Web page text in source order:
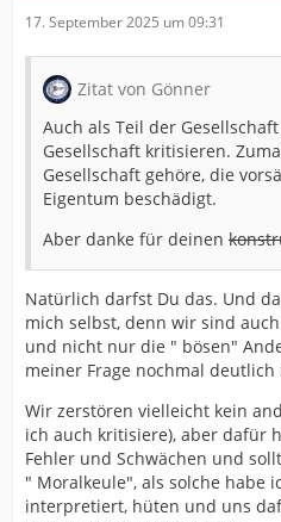
17. September 2025 um 09:31
Zitat von Gönner
Auch als Teil der
Gesellschaft kritisieren.
Gesellschaft gehöre, die
Eigentum beschädigt.
Aber danke für deinen
Natürlich darfst Du das. Und
mich selbst, denn wir sind
und nicht nur die " bösen"
meiner Frage nochmal deutlich
Wir zerstören vielleicht kein
ich auch kritisiere), aber dafür
Fehler und Schwächen und
" Moralkeule", als solche habe
interpretiert, hüten und uns